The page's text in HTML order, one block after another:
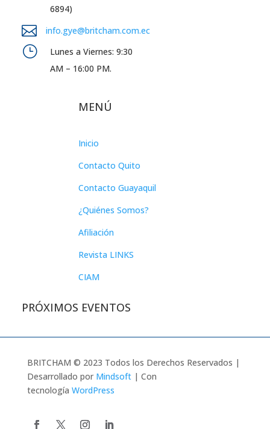
6894)
 info.gye@britcham.com.ec
}
Lunes a Viernes: 9:30
AM – 16:00 PM.
MENÚ
Inicio
Contacto Quito
Contacto Guayaquil
¿Quiénes Somos?
Afiliación
Revista LINKS
CIAM
PRÓXIMOS EVENTOS
BRITCHAM © 2023 Todos los Derechos Reservados |
Desarrollado por Mindsoft| Con
tecnología WordPress